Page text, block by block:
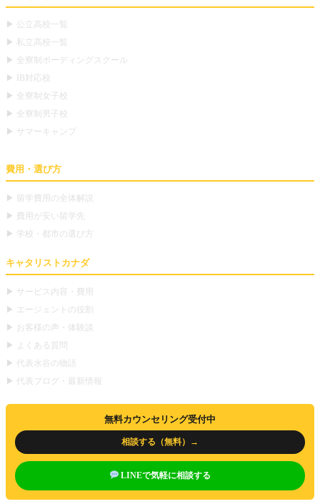
▶ 公立高校一覧
▶ 私立高校一覧
▶ 全寮制ボーディングスクール
▶ IB対応校
▶ 全寮制女子校
▶ 全寮制男子校
▶ サマーキャンプ
費用・選び方
▶ 留学費用の全体解説
▶ 費用が安い留学先
▶ 学校・都市の選び方
キャタリストカナダ
▶ サービス内容・費用
▶ エージェントの役割
▶ お客様の声・体験談
▶ よくある質問
▶ 代表水谷の物語
▶ 代表ブログ・最新情報
無料カウンセリング受付中
相談する（無料）→
LINEで気軽に相談する